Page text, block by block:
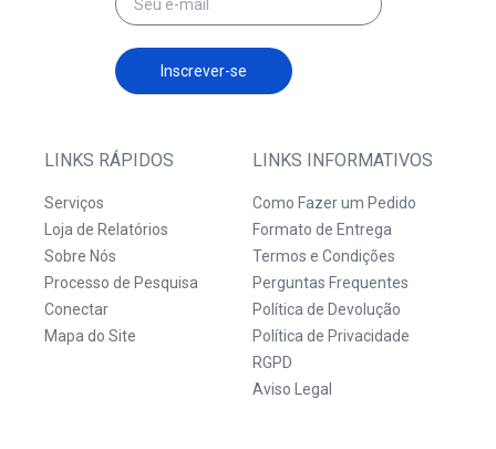
LINKS RÁPIDOS
Serviços
Loja de Relatórios
Sobre Nós
Processo de Pesquisa
Conectar
Mapa do Site
LINKS INFORMATIVOS
Como Fazer um Pedido
Formato de Entrega
Termos e Condições
Perguntas Frequentes
Política de Devolução
Política de Privacidade
RGPD
Aviso Legal
Inscrever-se